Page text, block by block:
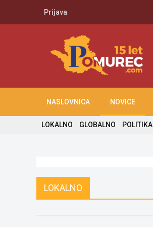
Prijava
NASLOVNICA NOVICE
LOKALNO GLOBALNO POLITIKA
LOKALNO